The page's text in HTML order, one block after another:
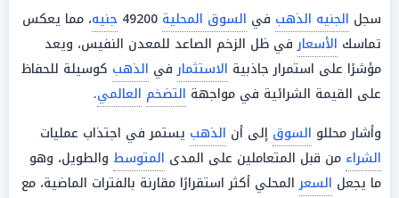
سجل الجنيه الذهب في السوق المحلية جنيه، مما يعكس
تماسك الأسعارفي ظل الزخم الصاعد للمعدن النفيس، ويعد
مؤشرًا على استمرار جاذبية الاستثمارفي الذهب كوسيلة للحفاظ
على القيمة الشرائية في مواجهة التضخم العالمي.
وأشار محللو السوق إلى أن الذهب يستمر في اجتذاب عمليات
الشراء من قبل المتعاملين على المدى المتوسط والطويل، وهو
ما يجعل السعرالمحلي أكثر استقرارًا مقارنة بالفترات الماضية، مع